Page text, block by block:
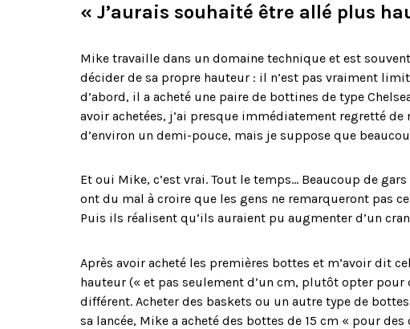
« J’aurais souhaité être allé plus
Mike travaille dans un domaine technique et est
décider de sa propre hauteur : il n’est pas vraiment
d’abord, il a acheté une paire de bottines de type
avoir achetées, j’ai presque immédiatement regretté
d’environ un demi-pouce, mais je suppose que
Et oui Mike, c’est vrai. Tout le temps… Beaucoup de
ont du mal à croire que les gens ne remarqueront pas
Puis ils réalisent qu’ils auraient pu augmenter d’un
Après avoir acheté les premières bottes et m’avoir dit
hauteur (« et pas seulement d’un cm, plutôt opter pour
différent. Acheter des baskets ou un autre type de
sa lancée, Mike a acheté des bottes de 15 cm « pour